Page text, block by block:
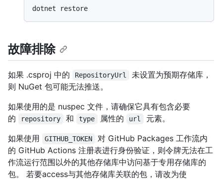
故障排除
如果 .csproj 中的 RepositoryUrl
未设置为预期存储库，
则 NuGet 包可能无法推送。
如果使用的是 nuspec 文件，请确保它具有包含必要
的
repository 和 type 属性的 url
元素。
如果使用
GITHUB_TOKEN
对 GitHub Packages 工作流内
的 GitHub Actions 注册表进行身份验证，则令牌无法在工
作流运行范围以外的其他存储库中访问基于专用存储库的
包。 若要access与其他存储库关联的包，请改为使